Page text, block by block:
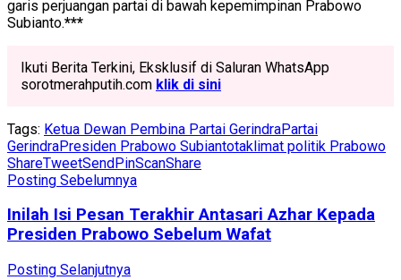
garis perjuangan partai di bawah kepemimpinan Prabowo
Subianto.***
Ikuti Berita Terkini, Eksklusif di Saluran WhatsApp
sorotmerahputih.com klik di sini
Tags: Ketua Dewan Pembina Partai GerindraPartai
GerindraPresiden Prabowo Subiantotaklimat politik Prabowo
ShareTweetSendPinScanShare
Posting Sebelumnya
Inilah Isi Pesan Terakhir Antasari Azhar Kepada
Presiden Prabowo Sebelum Wafat
Posting Selanjutnya